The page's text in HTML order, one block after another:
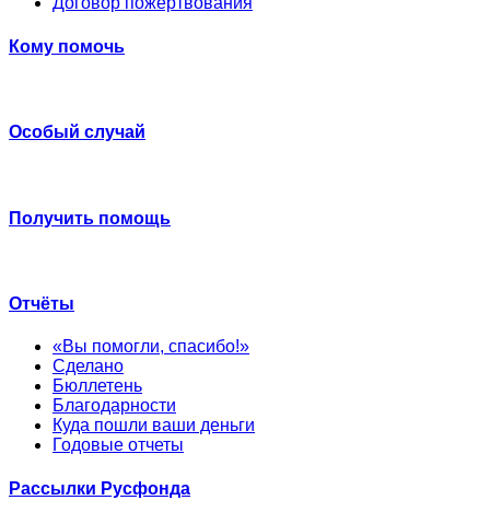
Кому помочь
Особый случай
Получить помощь
Отчёты
«Вы помогли, спасибо!»
Сделано
Бюллетень
Благодарности
Куда пошли ваши деньги
Годовые отчеты
Рассылки Русфонда